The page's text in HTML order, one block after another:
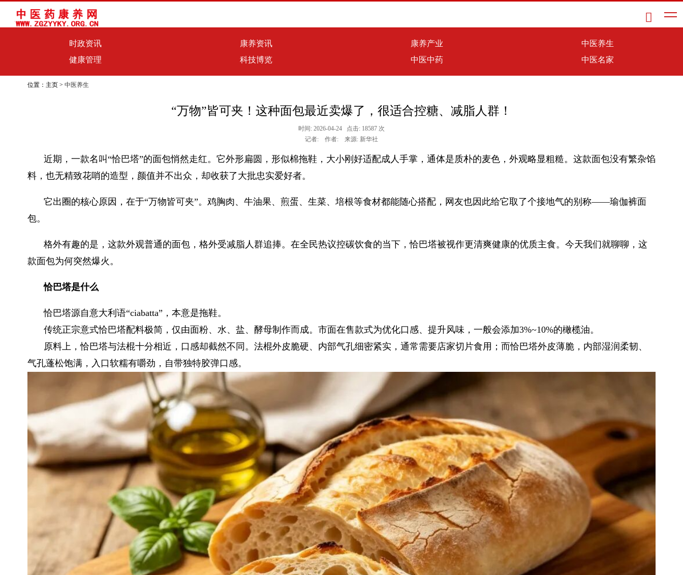

时政资讯 康养资讯 康养产业
中医养生
健康管理
科技博览 中医中药 中医名家
位置：主页 > 中医养生
“万物”皆可夹！这种面包最近卖爆了，很适合控糖、减脂人群！
时间: 2026-04-24 点击: 18587 次
记者: 作者: 来源: 新华社
近期，一款名叫“恰巴塔”的面包悄然走红。它外形扁圆，形似棉拖鞋，大小刚好适配成人手掌，通体是质朴的麦色，外观略显粗糙。这款面包没有繁杂馅
料，也无精致花哨的造型，颜值并不出众，却收获了大批忠实爱好者。
它出圈的核心原因，在于“万物皆可夹”。鸡胸肉、牛油果、煎蛋、生菜、培根等食材都能随心搭配，网友也因此给它取了个接地气的别称——瑜伽裤面
包。
格外有趣的是，这款外观普通的面包，格外受减脂人群追捧。在全民热议控碳饮食的当下，恰巴塔被视作更清爽健康的优质主食。今天我们就聊聊，这
款面包为何突然爆火。
恰巴塔是什么
恰巴塔源自意大利语“ciabatta”，本意是拖鞋。
传统正宗意式恰巴塔配料极简，仅由面粉、水、盐、酵母制作而成。市面在售款式为优化口感、提升风味，一般会添加3%~10%的橄榄油。
原料上，恰巴塔与法棍十分相近，口感却截然不同。法棍外皮脆硬、内部气孔细密紧实，通常需要店家切片食用；而恰巴塔外皮薄脆，内部湿润柔韧、
气孔蓬松饱满，入口软糯有嚼劲，自带独特胶弹口感。